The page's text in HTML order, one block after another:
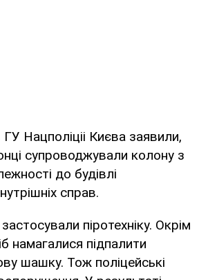
Нацполіціі Києва заявили,
супроводжували колону з
до будівлі
справ.
піротехніку. Окрім
намагалися підпалити
шашку. Тож поліцейські